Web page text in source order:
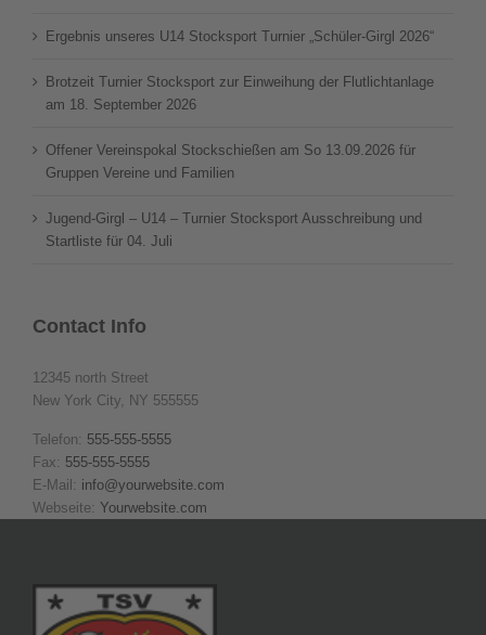
Ergebnis unseres U14 Stocksport Turnier „Schüler-Girgl 2026“
Brotzeit Turnier Stocksport zur Einweihung der Flutlichtanlage
am 18. September 2026
Offener Vereinspokal Stockschießen am So 13.09.2026 für
Gruppen Vereine und Familien
Jugend-Girgl – U14 – Turnier Stocksport Ausschreibung und
Startliste für 04. Juli
Contact Info
12345 north Street
New York City, NY 555555
Telefon: 555-555-5555
Fax: 555-555-5555
E-Mail: info@yourwebsite.com
Webseite: Yourwebsite.com